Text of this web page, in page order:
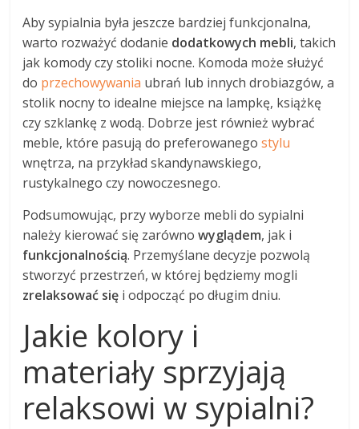
Aby sypialnia była jeszcze bardziej funkcjonalna,
warto rozważyć dodanie dodatkowych mebli, takich
jak komody czy stoliki nocne. Komoda może służyć
do przechowywania ubrań lub innych drobiazgów, a
stolik nocny to idealne miejsce na lampkę, książkę
czy szklankę z wodą. Dobrze jest również wybrać
meble, które pasują do preferowanegostylu
wnętrza, na przykład skandynawskiego,
rustykalnego czy nowoczesnego.
Podsumowując, przy wyborze mebli do sypialni
należy kierować się zarównowyglądem, jak i
funkcjonalnością. Przemyślane decyzje pozwolą
stworzyć przestrzeń, w której będziemy mogli
zrelaksować się i odpocząć po długim dniu.
Jakie kolory i
materiały sprzyjają
relaksowi w sypialni?